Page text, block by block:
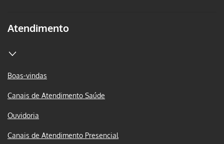
Atendimento
Boas-vindas
Canais de Atendimento Saúde
Ouvidoria
Canais de Atendimento Presencial